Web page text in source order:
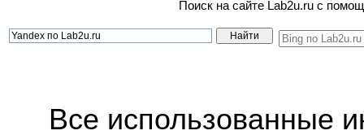
Поиск на сайте Lab2u.ru с
Все использованные